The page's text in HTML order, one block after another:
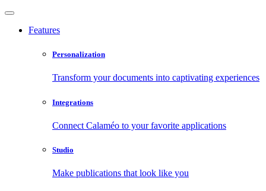
Features
Personalization
Transform your documents into captivating experiences
Integrations
Connect Calaméo to your favorite applications
Studio
Make publications that look like you